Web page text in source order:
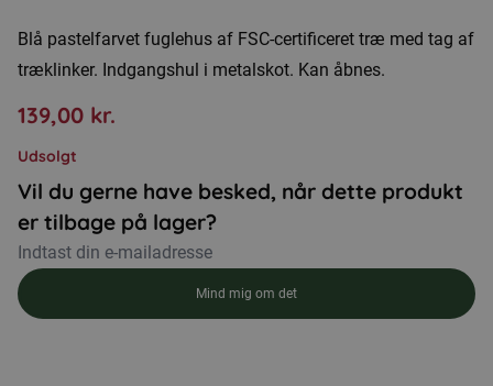
Blå pastelfarvet fuglehus af FSC-certificeret træ med tag af
træklinker. Indgangshul i metalskot. Kan åbnes.
139,00 kr.
Udsolgt
Vil du gerne have besked, når dette produkt
er tilbage på lager?
Mind mig om det